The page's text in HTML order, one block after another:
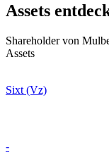
Assets
Shareholder von
Assets
Sixt (Vz)
-